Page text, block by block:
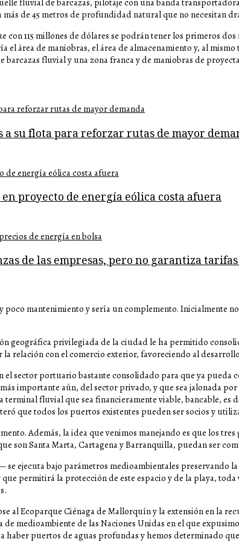
fluvial de barcazas, pilotaje con una banda
de 45 metros de profundidad natural que no necesitan
con 115 millones de dólares se podrán tener los primeros
el área de maniobras, el área de almacenamiento y, al
fluvial y una zona franca y de maniobras de
su flota para reforzar rutas de mayor
proyecto de energía eólica costa afuera
de las empresas, pero no garantiza
poco mantenimiento y sería un complemento. Inicialmente
geográfica privilegiada de la ciudad le ha permitido
relación con el comercio exterior, favoreciendo al
el sector portuario bastante consolidado para que ya
importante aún, del sector privado, y que sea jalonada
fluvial que sea financieramente viable, bancable,
que todos los puertos existentes pueden ser socios y
Además, la idea que venimos manejando es que los
son Santa Marta, Cartagena y Barranquilla, puedan ser
ejecuta bajo parámetros medioambientales preservando
permitirá la protección de este espacio y de la playa,
al Ecoparque Ciénaga de Mallorquín y la extensión en la
medioambiente de las Naciones Unidas en el que
puertos de aguas profundas y hemos determinado